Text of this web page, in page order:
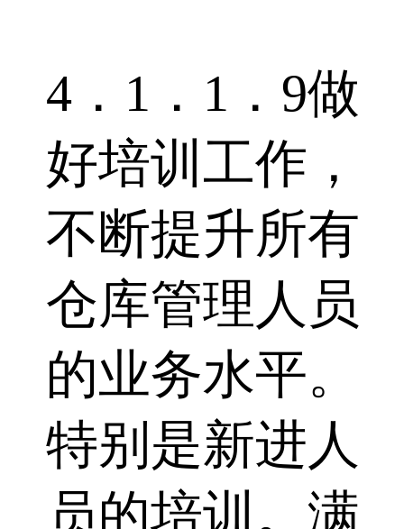
4．1．1．9做
好培训工作，
不断提升所有
仓库管理人员
的业务水平。
特别是新进人
员的培训。满